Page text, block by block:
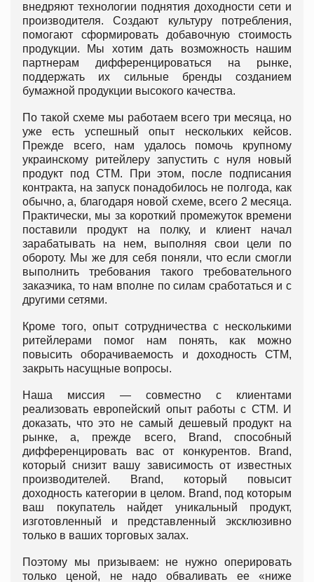
внедряют технологии поднятия доходности сети и
производителя. Создают культуру потребления,
помогают сформировать добавочную стоимость
продукции. Мы хотим дать возможность нашим
партнерам дифференцироваться на рынке,
поддержать их сильные бренды созданием
бумажной продукции высокого качества.
По такой схеме мы работаем всего три месяца, но
уже есть успешный опыт нескольких кейсов.
Прежде всего, нам удалось помочь крупному
украинскому ритейлеру запустить с нуля новый
продукт под СТМ. При этом, после подписания
контракта, на запуск понадобилось не полгода, как
обычно, а, благодаря новой схеме, всего 2 месяца.
Практически, мы за короткий промежуток времени
поставили продукт на полку, и клиент начал
зарабатывать на нем, выполняя свои цели по
обороту. Мы же для себя поняли, что если смогли
выполнить требования такого требовательного
заказчика, то нам вполне по силам сработаться и с
другими сетями.
Кроме того, опыт сотрудничества с несколькими
ритейлерами помог нам понять, как можно
повысить оборачиваемость и доходность СТМ,
закрыть насущные вопросы.
Наша миссия — совместно с клиентами
реализовать европейский опыт работы с СТМ. И
доказать, что это не самый дешевый продукт на
рынке, а, прежде всего, Brand, способный
дифференцировать вас от конкурентов. Brand,
который снизит вашу зависимость от известных
производителей. Brand, который повысит
доходность категории в целом. Brand, под которым
ваш покупатель найдет уникальный продукт,
изготовленный и представленный эксклюзивно
только в ваших торговых залах.
Поэтому мы призываем: не нужно оперировать
только ценой, не надо обваливать ее «ниже